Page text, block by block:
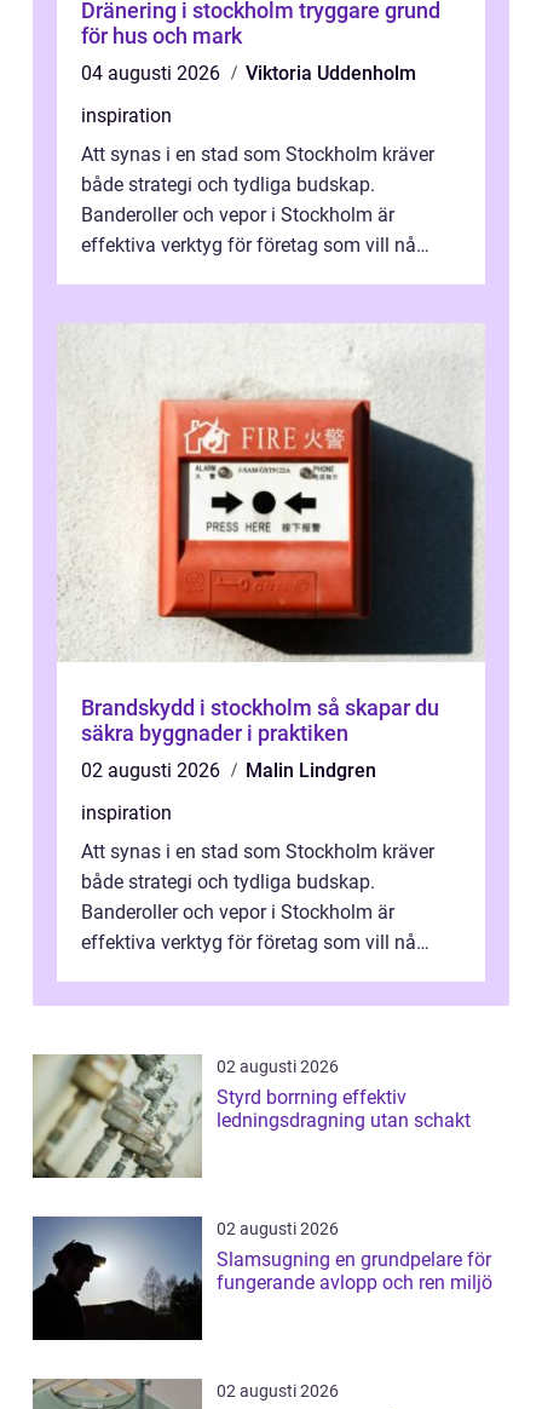
Dränering i stockholm tryggare grund
för hus och mark
04 augusti 2026
Viktoria Uddenholm
inspiration
Att synas i en stad som Stockholm kräver
både strategi och tydliga budskap.
Banderoller och vepor i Stockholm är
effektiva verktyg för företag som vill nå
Brandskydd i stockholm så skapar du
säkra byggnader i praktiken
02 augusti 2026
Malin Lindgren
inspiration
Att synas i en stad som Stockholm kräver
både strategi och tydliga budskap.
Banderoller och vepor i Stockholm är
effektiva verktyg för företag som vill nå
02 augusti 2026
Styrd borrning effektiv
ledningsdragning utan schakt
02 augusti 2026
Slamsugning en grundpelare för
fungerande avlopp och ren miljö
02 augusti 2026